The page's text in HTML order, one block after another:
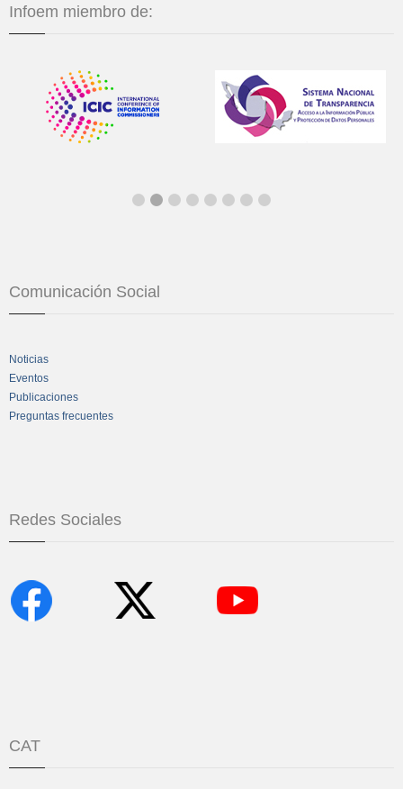
Infoem miembro de:
Comunicación Social
Noticias
Eventos
Publicaciones
Preguntas frecuentes
Redes Sociales
CAT